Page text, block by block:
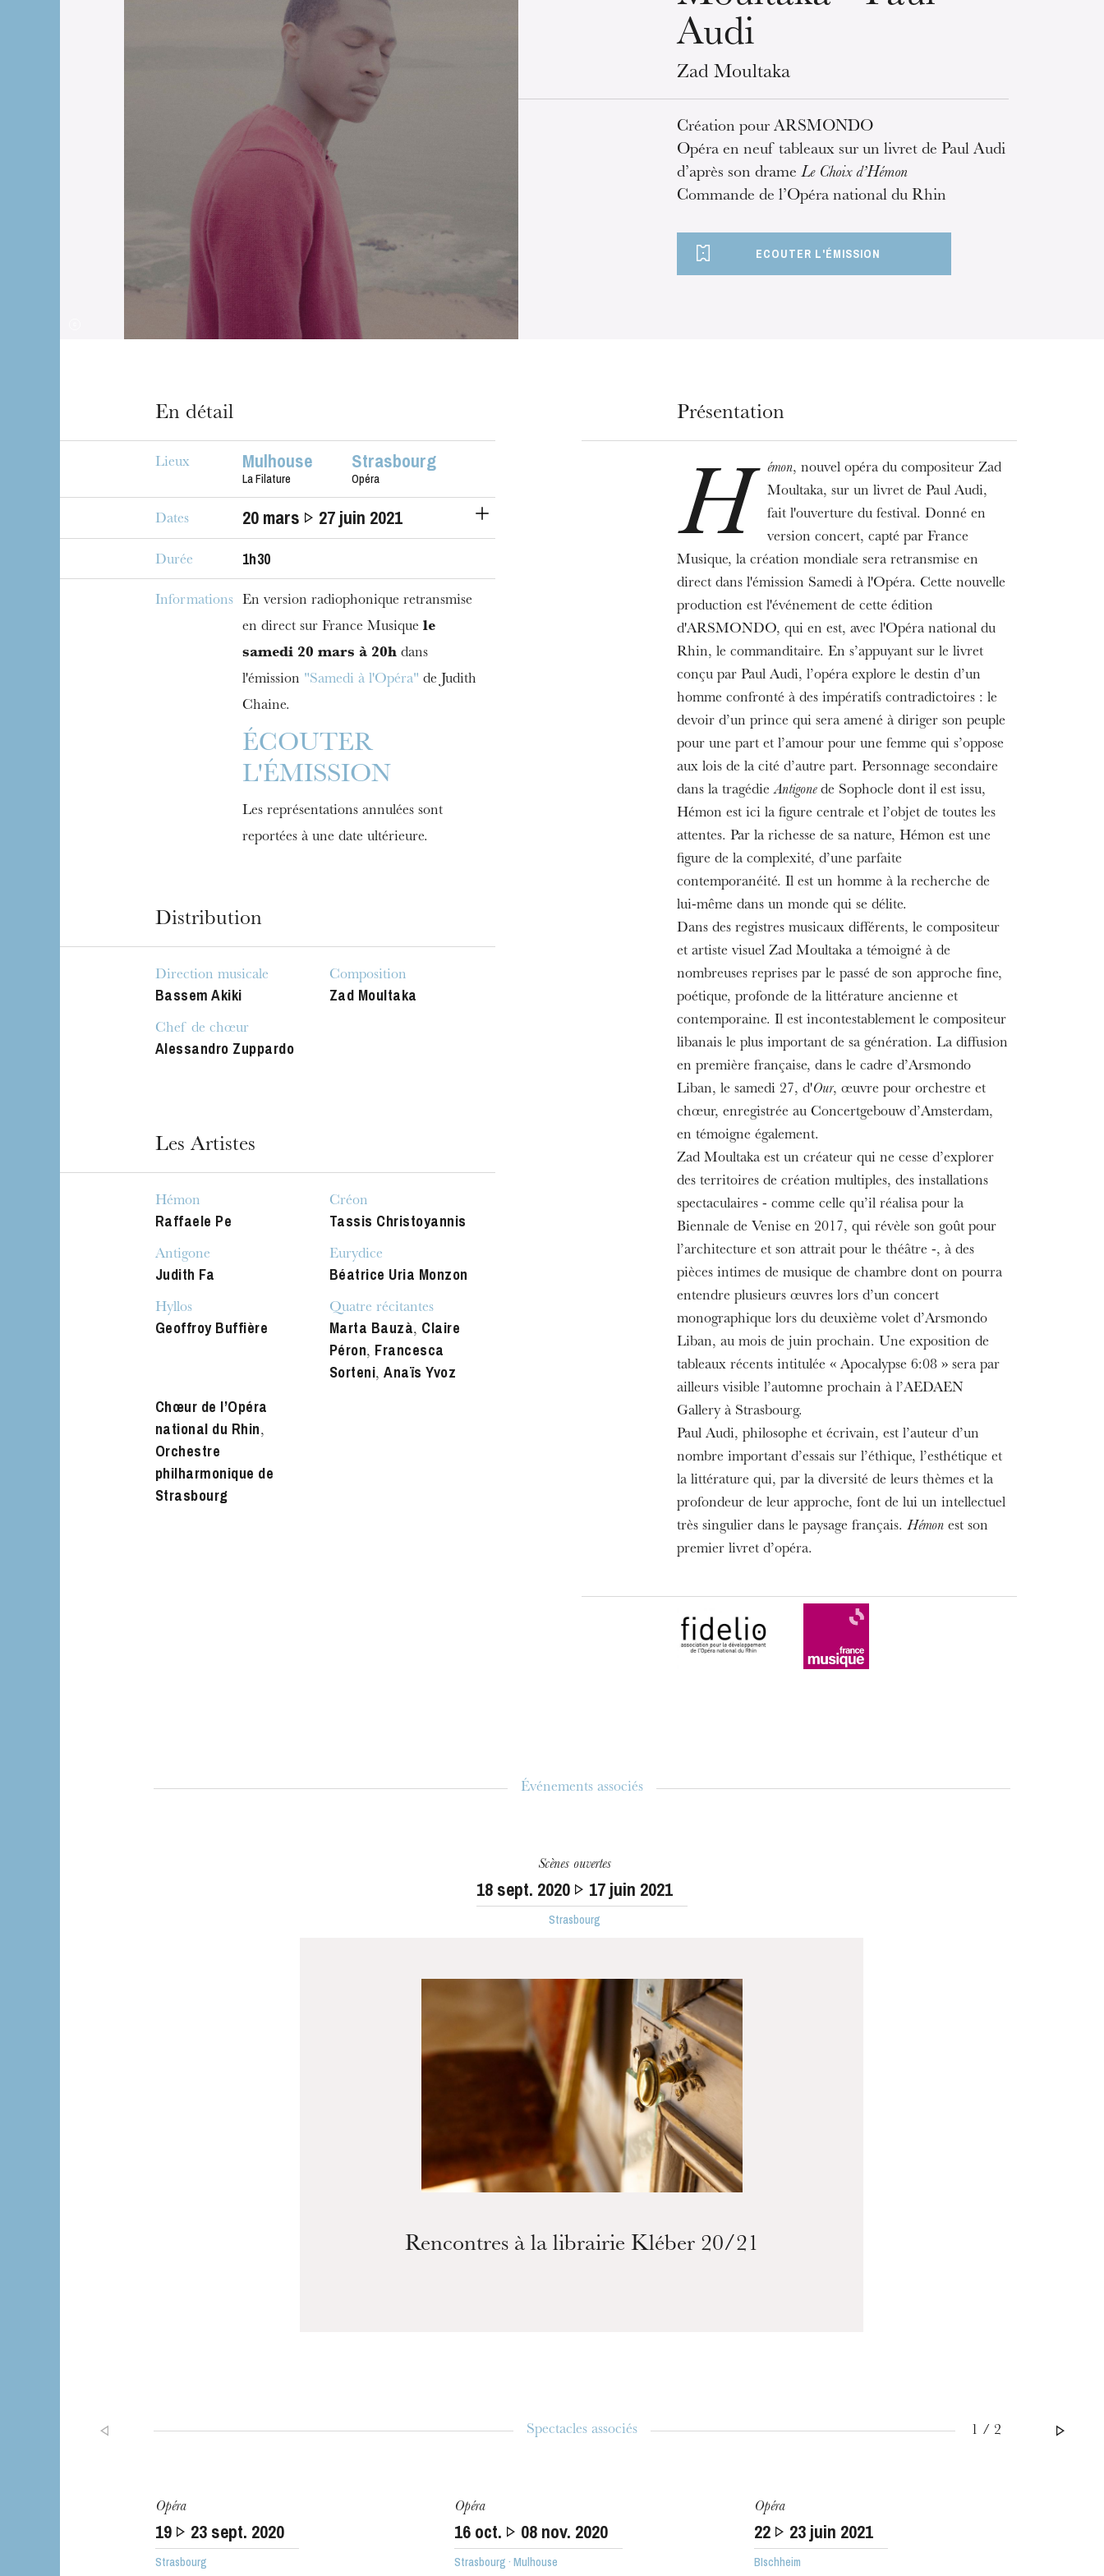
Visites de l’Opéra de
MERCREDI
19
Audi
Zad Moultaka
Création pour ARSMONDO
Opéra en neuf tableaux sur un livret de Paul Audi
d’après son drameLe Choix d’Hémon
Commande de l’Opéra national du Rhin
ECOUTER L'ÉMISSION
En détail
Lieux Mulhouse
La Filature
Strasbourg
Opéra
Dates 20mars 27juin 2021
Durée 1h30
Informations
En version radiophonique retransmise
en direct sur France Musique le
samedi 20 mars à 20hdans
l'émission "Samedi à l'Opéra" de Judith
Chaine.
ÉCOUTER
L'ÉMISSION
Les représentations annulées sont
reportées à une date ultérieure.
Distribution
Direction musicale
Bassem Akiki
Composition
Zad Moultaka
Chef de chœur
Alessandro Zuppardo
Les Artistes
Hémon
Raffaele Pe
Créon
Tassis Christoyannis
Antigone
Judith Fa
Eurydice
Béatrice Uria Monzon
Hyllos
Geoffroy Buffière
Quatre récitantes
Marta Bauzà, Claire
Péron, Francesca
Sorteni, Anaïs Yvoz
Chœur de l’Opéra
national du Rhin,
Orchestre
philharmonique de
Strasbourg
Présentation
H émon, nouvel opéra du compositeur Zad
Moultaka, sur un livret de Paul Audi,
fait l'ouverture du festival. Donné en
version concert, capté par France
Musique, la création mondiale sera retransmise en
direct dans l'émission Samedi à l'Opéra. Cette nouvelle
production est l'événement de cette édition
d'ARSMONDO, qui en est, avec l'Opéra national du
Rhin, le commanditaire. En s’appuyant sur le livret
conçu par Paul Audi, l’opéra explore le destin d’un
homme confronté à des impératifs contradictoires : le
devoir d’un prince qui sera amené à diriger son peuple
pour une part et l’amour pour une femme qui s’oppose
aux lois de la cité d’autre part. Personnage secondaire
dans la tragédieAntigonede Sophocle dont il est issu,
Hémon est ici la figure centrale et l’objet de toutes les
attentes. Par la richesse de sa nature, Hémon est une
figure de la complexité, d’une parfaite
contemporanéité. Il est un homme à la recherche de
lui-même dans un monde qui se délite.
Dans des registres musicaux différents, le compositeur
et artiste visuel Zad Moultaka a témoigné à de
nombreuses reprises par le passé de son approche fine,
poétique, profonde de la littérature ancienne et
contemporaine. Il est incontestablement le compositeur
libanais le plus important de sa génération. La diffusion
en première française, dans le cadre d’Arsmondo
Liban, le samedi 27, d'Our, œuvre pour orchestre et
chœur, enregistrée au Concertgebouw d’Amsterdam,
en témoigne également.
Zad Moultaka est un créateur qui ne cesse d’explorer
des territoires de création multiples, des installations
spectaculaires - comme celle qu’il réalisa pour la
Biennale de Venise en 2017, qui révèle son goût pour
l’architecture et son attrait pour le théâtre -, à des
pièces intimes de musique de chambre dont on pourra
entendre plusieurs œuvres lors d’un concert
monographique lors du deuxième volet d’Arsmondo
Liban, au mois de juin prochain. Une exposition de
tableaux récents intitulée « Apocalypse 6:08 » sera par
ailleurs visible l’automne prochain à l’AEDAEN
Gallery à Strasbourg.
Paul Audi, philosophe et écrivain, est l’auteur d’un
nombre important d’essais sur l’éthique, l’esthétique et
la littérature qui, par la diversité de leurs thèmes et la
profondeur de leur approche, font de lui un intellectuel
très singulier dans le paysage français.Hémon est son
premier livret d’opéra.
Événements associés
Scènes ouvertes
18sept. 2020 17juin 2021
Strasbourg
Rencontres à la librairie Kléber 20/21
Spectacles associés 1 / 2
Opéra
19 23sept. 2020
Strasbourg
Opéra
16 oct. 08 nov. 2020
Strasbourg · Mulhouse
Opéra
22 23juin 2021
BIschheim